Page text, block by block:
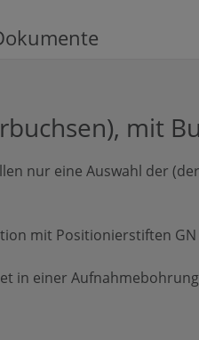
mit
nur eine Auswahl der
mit Positionierstiften GN
in einer